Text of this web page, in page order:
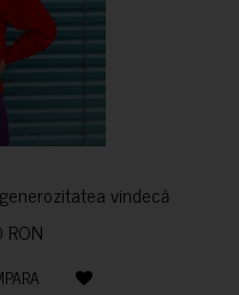
vindecă